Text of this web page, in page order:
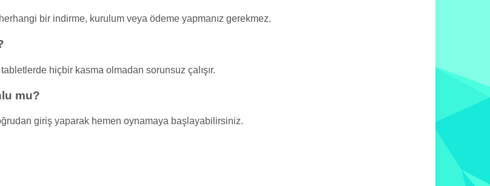
bir indirme, kurulum veya ödeme yapmanız gerekmez.
hiçbir kasma olmadan sorunsuz çalışır.
mu?
giriş yaparak hemen oynamaya başlayabilirsiniz.